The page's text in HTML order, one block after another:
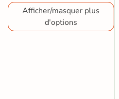
DIMENSION
Carrelage
Afficher/masquer plus
d'options